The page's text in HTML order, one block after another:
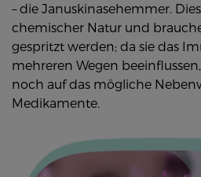
– die Januskinasehemmer.
chemischer Natur und
gespritzt werden; da sie das
mehreren Wegen
noch auf das mögliche
Medikamente.